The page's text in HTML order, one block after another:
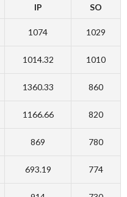
IP SO
1074 1029
1014.32 1010
1360.33 860
1166.66 820
869 780
693.19 774